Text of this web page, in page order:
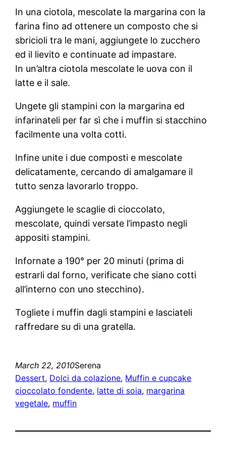
In una ciotola, mescolate la margarina con la
farina fino ad ottenere un composto che si
sbricioli tra le mani, aggiungete lo zucchero
ed il lievito e continuate ad impastare.
In un’altra ciotola mescolate le uova con il
latte e il sale.
Ungete gli stampini con la margarina ed
infarinateli per far sì che i muffin si stacchino
facilmente una volta cotti.
Infine unite i due composti e mescolate
delicatamente, cercando di amalgamare il
tutto senza lavorarlo troppo.
Aggiungete le scaglie di cioccolato,
mescolate, quindi versate l’impasto negli
appositi stampini.
Infornate a 190° per 20 minuti (prima di
estrarli dal forno, verificate che siano cotti
all’interno con uno stecchino).
Togliete i muffin dagli stampini e lasciateli
raffredare su di una gratella.
March 22, 2010Serena
Dessert, Dolci da colazione, Muffin e cupcake
cioccolato fondente, latte di soia, margarina
vegetale, muffin